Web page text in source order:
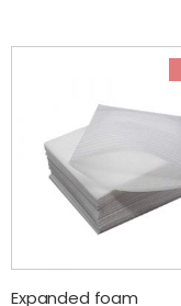
Expanded foam